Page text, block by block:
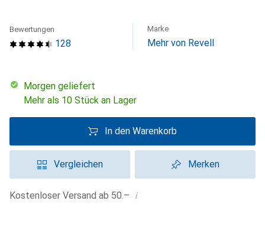
128
Bewertungen Marke
Mehr von Revell
morgen geliefert
Mehr als 10 Stück an Lager
In den Warenkorb
Vergleichen Merken
Kostenloser Versand ab 50.– i